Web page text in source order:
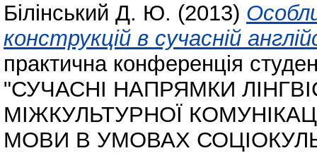
Білінський Д. Ю. (2013)
конструкцій в сучасній
практична конференція
"СУЧАСНІ НАПРЯМКИ
МІЖКУЛЬТУРНОЇ
МОВИ В УМОВАХ